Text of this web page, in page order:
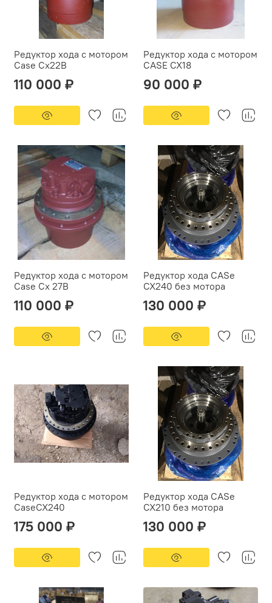
Редуктор хода с мотором
Case Cx22B
110 000 ₽
Редуктор хода с мотором
CASE CX18
90 000 ₽
Редуктор хода с мотором
Case Cx 27B
110 000 ₽
Редуктор хода CASe
CX240 без мотора
130 000 ₽
Редуктор хода с мотором
CaseCX240
175 000 ₽
Редуктор хода CASe
CX210 без мотора
130 000 ₽